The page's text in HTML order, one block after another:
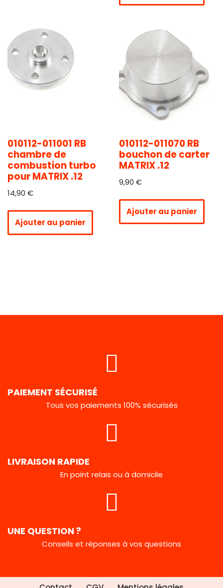
010112-011001 RB
chambre de
combustion turbo
pour MATRIX .12
14,90 €
Ajouter au panier
010112-011070 RB
bouchon de carter
MATRIX .12
9,90 €
Ajouter au panier
PAIEMENT SÉCURISÉ
Tous vos paiements 100% sécurisés
LIVRAISON RAPIDE
En point relais ou à domicile
UNE QUESTION ?
Conseils et réponses à vos questions